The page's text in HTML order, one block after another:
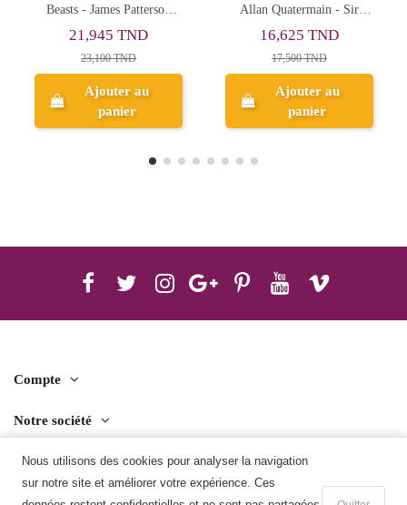
Nous utilisons des cookies pour analyser la navigation
sur notre site et améliorer votre expérience. Ces
Allan Quatermain - Sir
Henry Rider Haggard
16,625 TND
17,500 TND
Ajouter au
panier
21,945 TND
23,100 TND
Aperçu
Compte
Notre société
Contact us